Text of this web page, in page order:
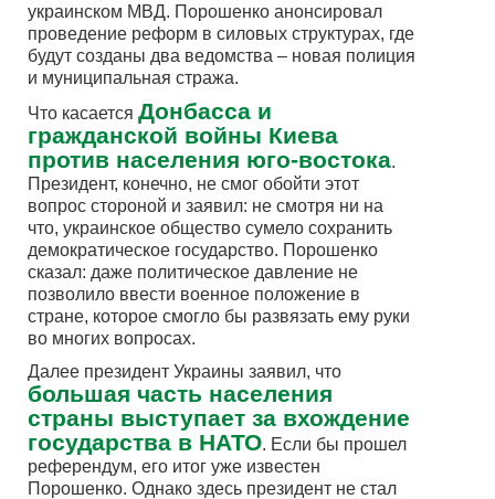
украинском МВД. Порошенко анонсировал
проведение реформ в силовых структурах, где
будут созданы два ведомства – новая полиция
и муниципальная стража.
Что касается Донбасса и
гражданской войны Киева
против населения юго-востока.
Президент, конечно, не смог обойти этот
вопрос стороной и заявил: не смотря ни на
что, украинское общество сумело сохранить
демократическое государство. Порошенко
сказал: даже политическое давление не
позволило ввести военное положение в
стране, которое смогло бы развязать ему руки
во многих вопросах.
Далее президент Украины заявил, что
большая часть населения
страны выступает за вхождение
государства в НАТО. Если бы прошел
референдум, его итог уже известен
Порошенко. Однако здесь президент не стал